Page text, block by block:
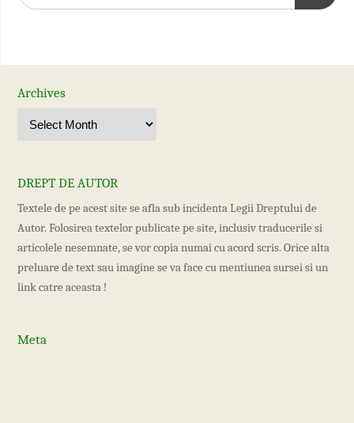
Archives
DREPT DE AUTOR
Textele de pe acest site se afla sub incidenta Legii Dreptului de
Autor. Folosirea textelor publicate pe site, inclusiv traducerile si
articolele nesemnate, se vor copia numai cu acord scris. Orice alta
preluare de text sau imagine se va face cu mentiunea sursei si un
link catre aceasta !
Meta